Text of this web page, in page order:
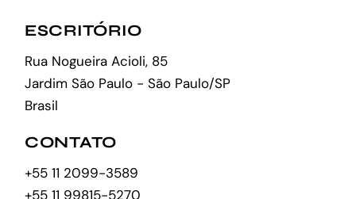
ESCRITÓRIO
Rua Nogueira Acioli, 85
Jardim São Paulo - São Paulo/SP
Brasil
CONTATO
+55 11 2099-3589
+55 11 99815-5270